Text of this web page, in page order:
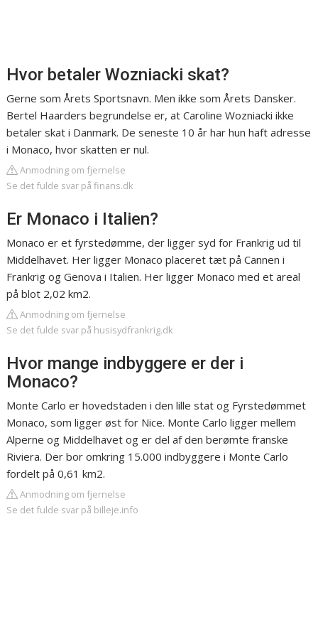
Hvor betaler Wozniacki skat?
Gerne som Årets Sportsnavn. Men ikke som Årets Dansker.
Bertel Haarders begrundelse er, at Caroline Wozniacki ikke
betaler skat i Danmark. De seneste 10 år har hun haft adresse
i Monaco, hvor skatten er nul.
Anmodning om fjernelse
Se det fulde svar på finans.dk
Er Monaco i Italien?
Monaco er et fyrstedømme, der ligger syd for Frankrig ud til
Middelhavet. Her ligger Monaco placeret tæt på Cannen i
Frankrig og Genova i Italien. Her ligger Monaco med et areal
på blot 2,02 km2.
Anmodning om fjernelse
Se det fulde svar på husisydfrankrig.dk
Hvor mange indbyggere er der i
Monaco?
Monte Carlo er hovedstaden i den lille stat og Fyrstedømmet
Monaco, som ligger øst for Nice. Monte Carlo ligger mellem
Alperne og Middelhavet og er del af den berømte franske
Riviera. Der bor omkring 15.000 indbyggere i Monte Carlo
fordelt på 0,61 km2.
Anmodning om fjernelse
Se det fulde svar på billeje.info